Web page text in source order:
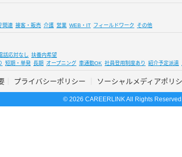
関連 接客・販売 介護 営業 WEB・IT フィールドワーク その他
話応対なし 扶養内希望
短期・単発 長期 オープニング 車通勤OK 社員登用制度あり 紹介予定派遣
プライバシーポリシー ソーシャルメディアポリ
© 2026 CAREERLINK All Rights Reserved.